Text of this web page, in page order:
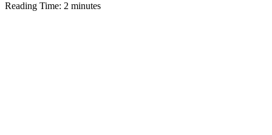
Reading Time: 2 minutes